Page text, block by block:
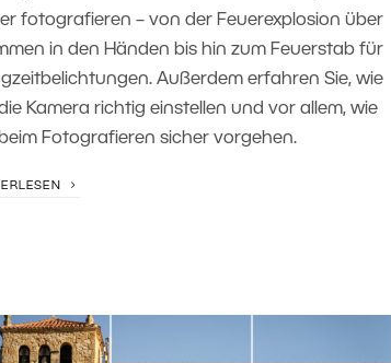
fotografieren – von der Feuerexplosion über
in den Händen bis hin zum Feuerstab für
Außerdem erfahren Sie, wie
Kamera richtig einstellen und vor allem, wie
Fotografieren sicher vorgehen.